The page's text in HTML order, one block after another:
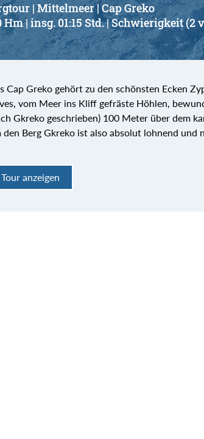
| Mittelmeer | Cap Greko
Hm | insg. 01:15 Std. | Schwierigkeit (2
Cap Greko gehört zu den schönsten Ecken
vom Meer ins Kliff gefräste Höhlen,
Gkreko geschrieben) 100 Meter über dem
den Berg Gkreko ist also absolut lohnend und
Tour anzeigen